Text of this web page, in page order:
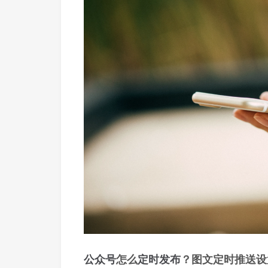
公众号怎么定时发布 ？图文定时推送